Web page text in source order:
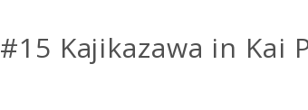
#15 Kajikazawa in Kai